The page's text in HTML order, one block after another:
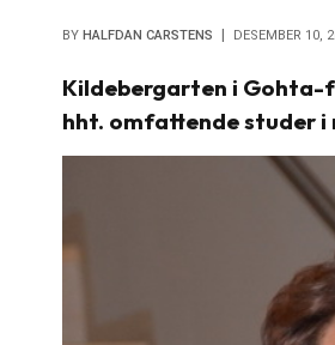
BY HALFDAN CARSTENS DESEMBER 10,
Kildebergarten i Gohta-
hht. omfattende studer i